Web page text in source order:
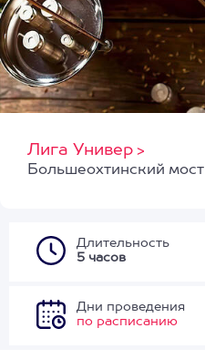
Лига Универ >
Большеохтинский мост
Длительность
5 часов
Дни проведения
по расписанию